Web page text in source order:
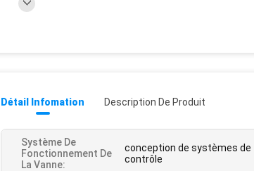
Détail Infomation Description De Produit
Système De
Fonctionnement De
La Vanne:
conception de systèmes de
contrôle